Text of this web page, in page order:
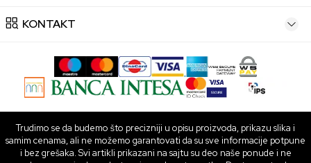
KONTAKT
Trudimo se da budemo što precizniji u opisu proizvoda, prikazu slika i
samim cenama, ali ne možemo garantovati da su sve informacije potpune
i bez grešaka. Svi artikli prikazani na sajtu su deo naše ponude i ne